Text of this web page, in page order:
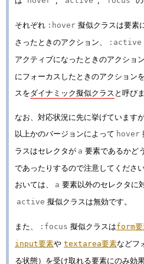
それぞれ :hover 擬似クラスは要素
さったときのアクション、
:active
アクティブになったときのアクション
にフォーカスしたときのアクション
スをダイナミック擬似クラスと呼び
なお、対応状況に先に挙げていま
以上かのバージョンによって hover
ラスはセレクタが a 要素であるかど
であったりするので注意してくだ
おいては、
a 要素以外のセレクタに
active 擬似クラスは無効です。
また、 :focus 擬似クラスはform
input要素や textarea要素などフ
る状態）を受け取れる要素にのみ効